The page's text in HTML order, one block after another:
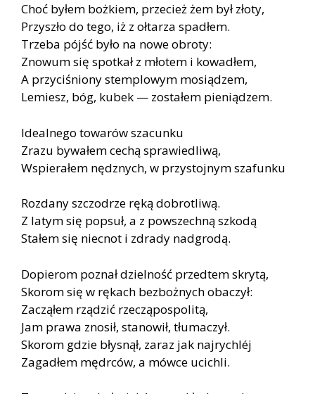
Choć byłem bożkiem, przecież żem był złoty,
Przyszło do tego, iż z ołtarza spadłem.
Trzeba pójść było na nowe obroty:
Znowum się spotkał z młotem i kowadłem,
A przyciśniony stemplowym mosiądzem,
Lemiesz, bóg, kubek — zostałem pieniądzem.
Idealnego towarów szacunku
Zrazu bywałem cechą sprawiedliwą,
Wspierałem nędznych, w przystojnym szafunku
Rozdany szczodrze ręką dobrotliwą.
Z latym się popsuł, a z powszechną szkodą
Stałem się niecnot i zdrady nadgrodą.
Dopierom poznał dzielność przedtem skrytą,
Skorom się w rękach bezbożnych obaczył:
Zacząłem rządzić rzecząpospolitą,
Jam prawa znosił, stanowił, tłumaczył.
Skorom gdzie błysnął, zaraz jak najrychléj
Zagadłem mędrców, a mówce ucichli.